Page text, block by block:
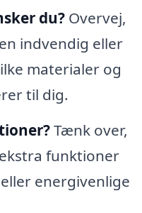
du?Overvej,
indvendig eller
materialer og
til dig.
Tænk over,
funktioner
energivenlige